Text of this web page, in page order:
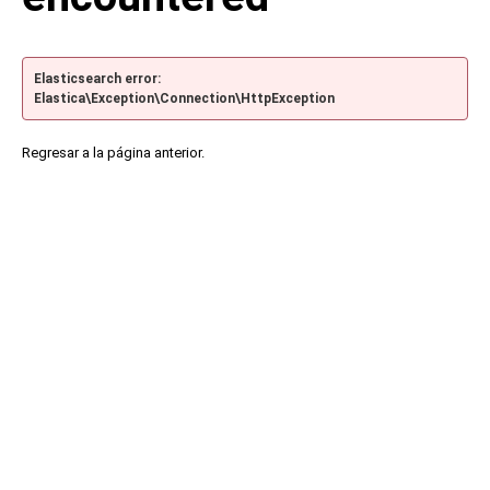
Elasticsearch error:
Elastica\Exception\Connection\HttpException
Regresar a la página anterior.